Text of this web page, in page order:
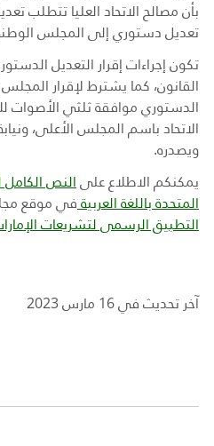
بأن مصالح الاتحاد العليا تتطلب
تعديل دستوري إلى المجلس
تكون إجراءات إقرار التعديل
القانون، كما يشترط لإقرار
الدستوري موافقة ثلثي الأصوات
الاتحاد باسم المجلس الأعلى،
ويصدره.
يمكنكم الاطلاع على النص الكامل
المتحدة باللغة العربية في موقع
التطبيق الرسمى لتشريعات
آخر تحديث في 16 مارس 2023